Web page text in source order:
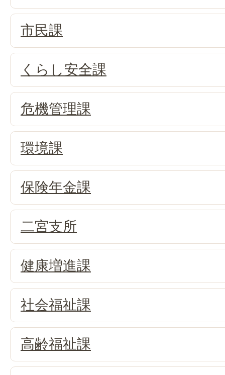
市民課
くらし安全課
危機管理課
環境課
保険年金課
二宮支所
健康増進課
社会福祉課
高齢福祉課